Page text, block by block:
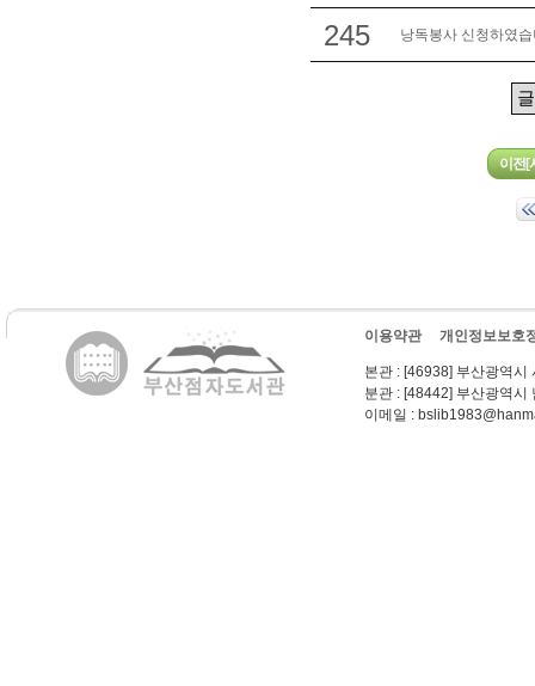
245 낭독봉사 신청하였
이용약관 개인정보보호
본관 : [46938] 부산광역
분관 : [48442] 부산광역
이메일 :